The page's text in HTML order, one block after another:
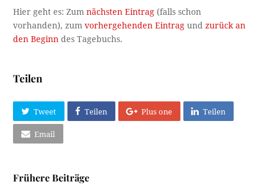
Hier geht es: Zumnächsten Eintrag (falls schon
vorhanden), zumvorhergehenden Eintragundzurück an
den Beginn des Tagebuchs.
Teilen
Tweet Teilen Plus one Teilen
Email
Frühere Beiträge